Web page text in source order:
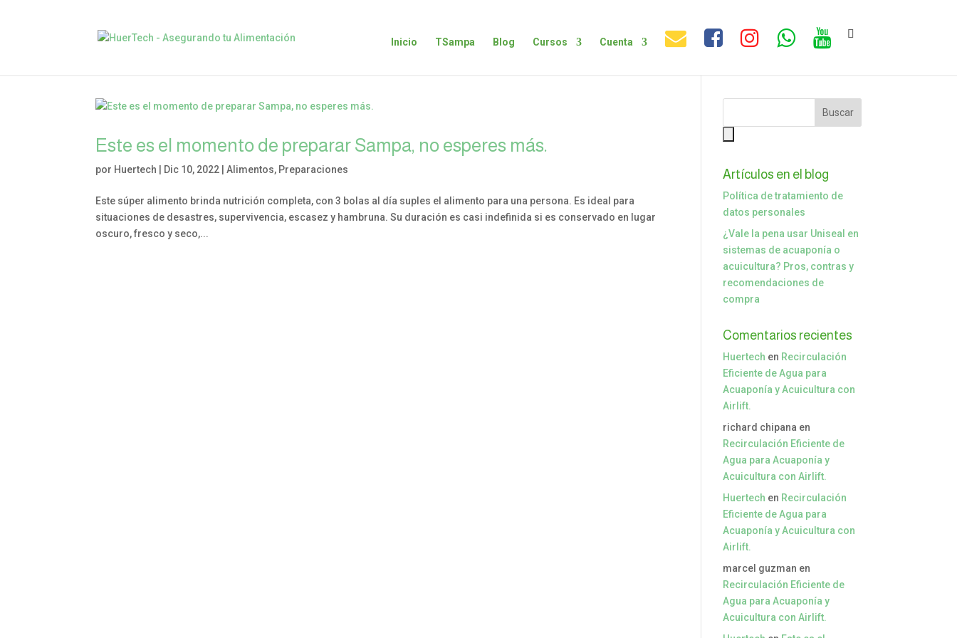
Inicio TSampa Blog Cursos Cuenta
Este es el momento de preparar Sampa, no esperes más.
por Huertech Dic 10, 2022 |Alimentos, Preparaciones
Este súper alimento brinda nutrición completa, con 3 bolas al día suples el alimento para una persona. Es ideal para
situaciones de desastres, supervivencia, escasez y hambruna. Su duración es casi indefinida si es conservado en lugar
oscuro, fresco y seco,...
Artículos en el blog
Política de tratamiento de
datos personales
¿Vale la pena usar Uniseal en
sistemas de acuaponía o
acuicultura? Pros, contras y
recomendaciones de
compra
Comentarios recientes
Huertech en Recirculación
Eficiente de Agua para
Acuaponía y Acuicultura con
Airlift.
richard chipana en
Recirculación Eficiente de
Agua para Acuaponía y
Acuicultura con Airlift.
Huertech en Recirculación
Eficiente de Agua para
Acuaponía y Acuicultura con
Airlift.
marcel guzman en
Recirculación Eficiente de
Agua para Acuaponía y
Acuicultura con Airlift.